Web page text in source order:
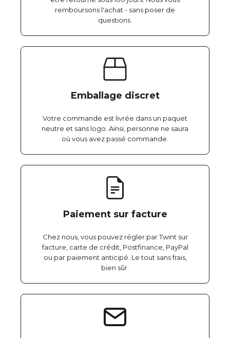
remboursons l'achat - sans poser de
questions.
Emballage discret
Votre commande est livrée dans un paquet
neutre et sans logo. Ainsi, personne ne saura
où vous avez passé commande.
Paiement sur facture
Chez nous, vous pouvez régler par Twint sur
facture, carte de crédit, Postfinance, PayPal
ou par paiement anticipé. Le tout sans frais,
bien sûr.